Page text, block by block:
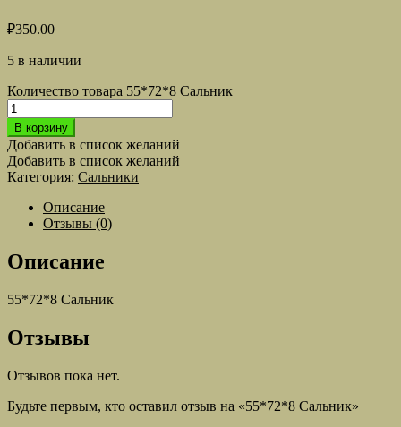
₽350.00
5 в наличии
Количество товара 55*72*8 Сальник
В корзину
Добавить в список желаний
Добавить в список желаний
Категория: Сальники
Описание
Отзывы (0)
Описание
55*72*8 Сальник
Отзывы
Отзывов пока нет.
Будьте первым, кто оставил отзыв на «55*72*8 Сальник»